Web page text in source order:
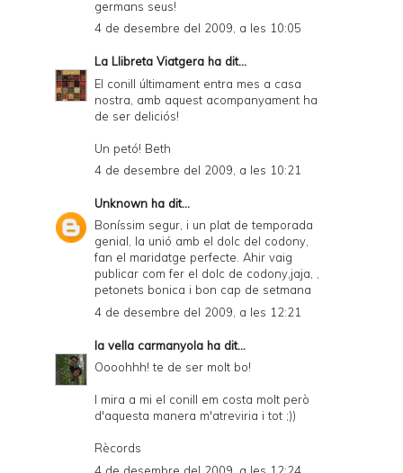
germans seus!
4 de desembre del 2009, a les 10:05
La Llibreta Viatgera ha dit...
El conill últimament entra mes a casa
nostra, amb aquest acompanyament ha
de ser deliciós!
Un petó! Beth
4 de desembre del 2009, a les 10:21
Unknown ha dit...
Boníssim segur, i un plat de temporada
genial, la unió amb el dolc del codony,
fan el maridatge perfecte. Ahir vaig
publicar com fer el dolc de codony,jaja, ,
petonets bonica i bon cap de setmana
4 de desembre del 2009, a les 12:21
la vella carmanyola ha dit...
Oooohhh! te de ser molt bo!
I mira a mi el conill em costa molt però
d'aquesta manera m'atreviria i tot ;))
Rècords